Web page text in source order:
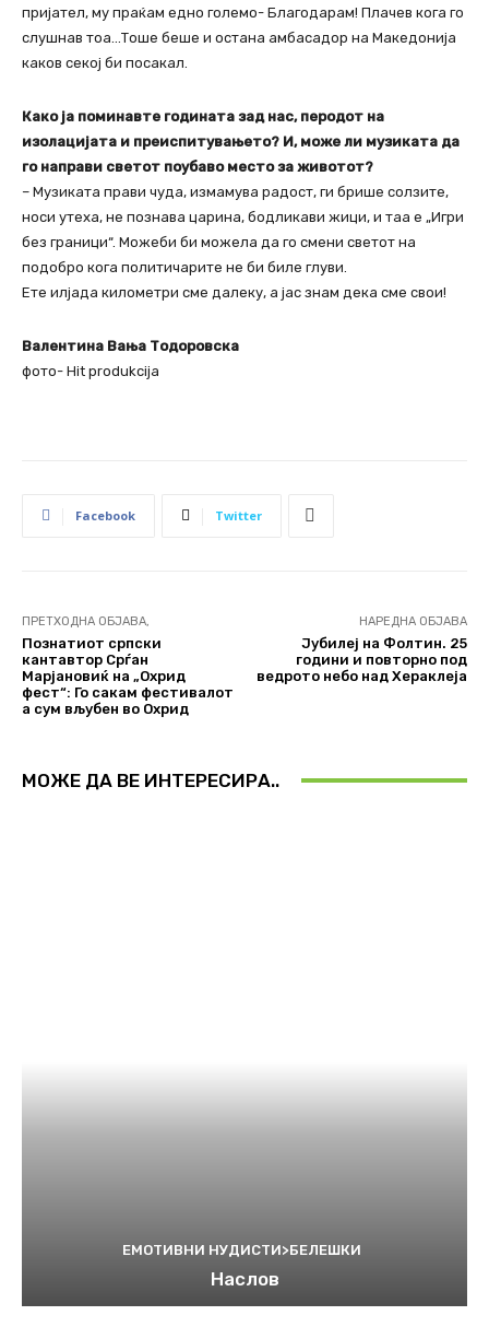
пријател, му праќам едно големо- Благодарам! Плачев кога го
слушнав тоа…Тоше беше и остана амбасадор на Македонија
каков секој би посакал.
Како ја поминавте годината зад нас, перодот на
изолацијата и преиспитувањето? И, може ли музиката да
го направи светот поубаво место за животот?
– Музиката прави чуда, измамува радост, ги брише солзите,
носи утеха, не познава царина, бодликави жици, и таа е „Игри
без граници“. Можеби би можела да го смени светот на
подобро кога политичарите не би биле глуви.
Ете илјада километри сме далеку, а јас знам дека сме свои!
Валентина Вања Тодоровска
фото- Hit produkcija
Facebook Twitter
ПРЕТХОДНА ОБЈАВА,
Познатиот српски
кантавтор Срѓан
Марјановиќ на „Охрид
фест“: Го сакам фестивалот
а сум вљубен во Охрид
НАРЕДНА ОБЈАВА
Јубилеј на Фолтин. 25
години и повторно под
ведрото небо над Хераклеја
МОЖЕ ДА ВЕ ИНТЕРЕСИРА..
ЕМОТИВНИ НУДИСТИ>БЕЛЕШКИ
Наслов